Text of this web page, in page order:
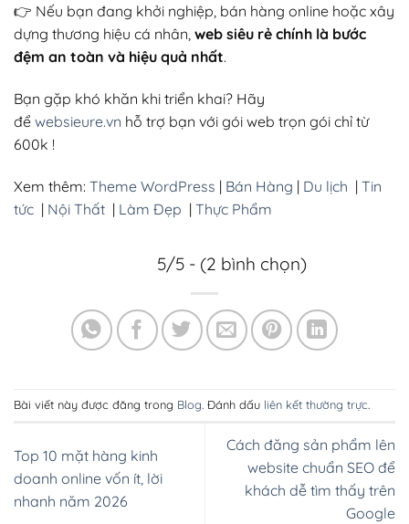
👉 Nếu bạn đang khởi nghiệp, bán hàng online hoặc xây
dựng thương hiệu cá nhân, web siêu rẻ chính là bước
đệm an toàn và hiệu quả nhất.
Bạn gặp khó khăn khi triển khai? Hãy
để websieure.vn hỗ trợ bạn với gói web trọn gói chỉ từ
600k !
Xem thêm: Theme WordPress | Bán Hàng | Du lịch | Tin
tức | Nội Thất | Làm Đẹp | Thực Phẩm
5/5 - (2 bình chọn)
Bài viết này được đăng trong Blog. Đánh dấu liên kết thường trực.
Top 10 mặt hàng kinh
doanh online vốn ít, lời
nhanh năm 2026
Cách đăng sản phẩm lên
website chuẩn SEO để
khách dễ tìm thấy trên
Google